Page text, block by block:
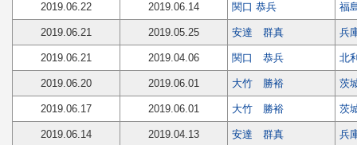
2019.06.22 2019.06.14 関口 恭兵 福
2019.06.21 2019.05.25 安達 群真 兵
2019.06.21 2019.04.06 関口 恭兵 北
2019.06.20 2019.06.01 大竹 勝裕 茨
2019.06.17 2019.06.01 大竹 勝裕 茨
2019.06.14 2019.04.13 安達 群真 兵